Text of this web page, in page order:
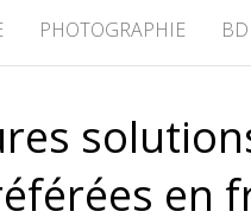
PHOTOGRAPHIE BD
en